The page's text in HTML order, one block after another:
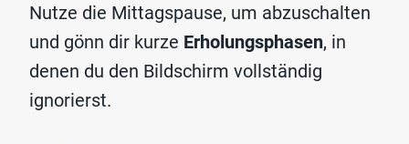
Nutze die Mittagspause, um abzuschalten
und gönn dir kurze Erholungsphasen, in
denen du den Bildschirm vollständig
ignorierst.